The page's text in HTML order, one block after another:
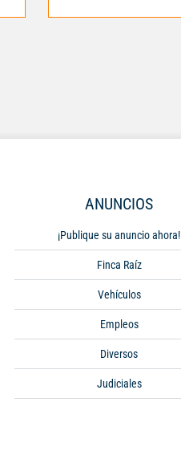
ANUNCIOS
¡Publique su anuncio ahora!
Finca Raíz
Vehículos
Empleos
Diversos
Judiciales